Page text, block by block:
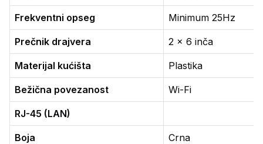
Frekventni opseg Minimum 25Hz
Prečnik drajvera 2 x 6 inča
Materijal kućišta Plastika
Bežična povezanost Wi-Fi
RJ-45 (LAN)
Boja Crna